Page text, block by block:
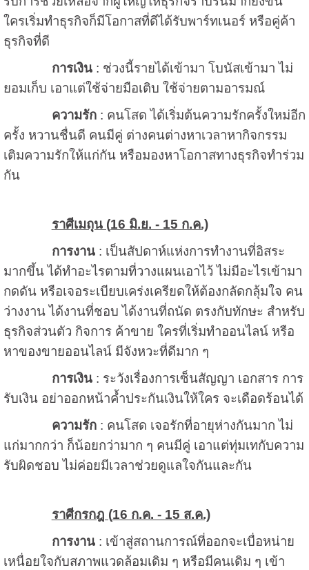
ใครเริ่มทำธุรกิจก็มีโอกาสที่ดีได้รับพาร์ทเนอร์ หรือคู่ค้า
ธุรกิจที่ดี
การเงิน: ช่วงนี้รายได้เข้ามา โบนัสเข้ามา ไม่
ยอมเก็บ เอาแต่ใช้จ่ายมือเติบ ใช้จ่ายตามอารมณ์
ความรัก: คนโสด ได้เริ่มต้นความรักครั้งใหม่อีก
ครั้ง หวานชื่นดี คนมีคู่ ต่างคนต่างหาเวลาหากิจกรรม
เติมความรักให้แก่กัน หรือมองหาโอกาสทางธุรกิจทำร่วม
กัน
ราศีเมถุน (16 มิ.ย. - 15 ก.ค.)
การงาน: เป็นสัปดาห์แห่งการทำงานที่อิสระ
มากขึ้น ได้ทำอะไรตามที่วางแผนเอาไว้ ไม่มีอะไรเข้ามา
กดดัน หรือเจอระเบียบเคร่งเครียดให้ต้องกลัดกลุ้มใจ คน
ว่างงาน ได้งานที่ชอบ ได้งานที่ถนัด ตรงกับทักษะ สำหรับ
ธุรกิจส่วนตัว กิจการ ค้าขาย ใครที่เริ่มทำออนไลน์ หรือ
หาของขายออนไลน์ มีจังหวะที่ดีมาก ๆ
การเงิน: ระวังเรื่องการเซ็นสัญญา เอกสาร การ
รับเงิน อย่าออกหน้าค้ำประกันเงินให้ใคร จะเดือดร้อนได้
ความรัก: คนโสด เจอรักที่อายุห่างกันมาก ไม่
แก่มากกว่า ก็น้อยกว่ามาก ๆ คนมีคู่ เอาแต่ทุ่มเทกับความ
รับผิดชอบ ไม่ค่อยมีเวลาช่วยดูแลใจกันและกัน
ราศีกรกฎ (16 ก.ค. - 15 ส.ค.)
การงาน: เข้าสู่สถานการณ์ที่ออกจะเบื่อหน่าย
เหนื่อยใจกับสภาพแวดล้อมเดิม ๆ หรือมีคนเดิม ๆ เข้า